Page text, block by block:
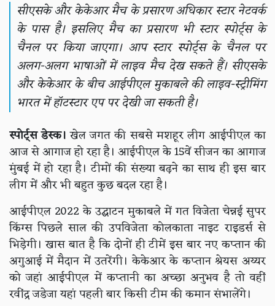
सीएसके और केकेआर मैच के प्रसारण अधिकार स्टार नेटवर्क
के पास है। इसलिए मैच का प्रसारण भी स्टार स्पोर्ट्स के
चैनल पर किया जाएगा। आप स्टार स्पोर्ट्स के चैनल पर
अलग-अलग भाषाओं में लाइव मैच देख सकते हैं। सीएसके
और केकेआर के बीच आईपीएल मुकाबले की लाइव-स्ट्रीमिंग
भारत में हॉटस्टार एप पर देखी जा सकती है।
स्पोर्ट्स डेस्क।खेल जगत की सबसे मशहूर लीग आईपीएल का
आज से आगाज हो रहा है। आईपीएल के 15वें सीजन का आगाज
मुंबई में हो रहा है। टीमों की संख्या बढ़ने का साथ ही इस बार
लीग में और भी बहुत कुछ बदल रहा है।
आईपीएल 2022 के उद्घाटन मुकाबले में गत विजेता चेन्नई सुपर
किंग्स पिछले साल की उपविजेता कोलकाता नाइट राइडर्स से
भिड़ेगी। खास बात है कि दोनों ही टीमें इस बार नए कप्तान की
अगुआई में मैदान में उतरेंगी। केकेआर के कप्तान श्रेयस अय्यर
को जहां आईपीएल में कप्तानी का अच्छा अनुभव है तो वहीं
रवींद्र जडेजा यहां पहली बार किसी टीम की कमान संभालेंगे।